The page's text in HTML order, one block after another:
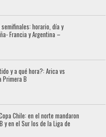
horario, día y
Francia y Argentina –
y a qué hora?: Arica vs
Primera B
Chile: en el norte mandaron
y en el Sur los de la Liga de